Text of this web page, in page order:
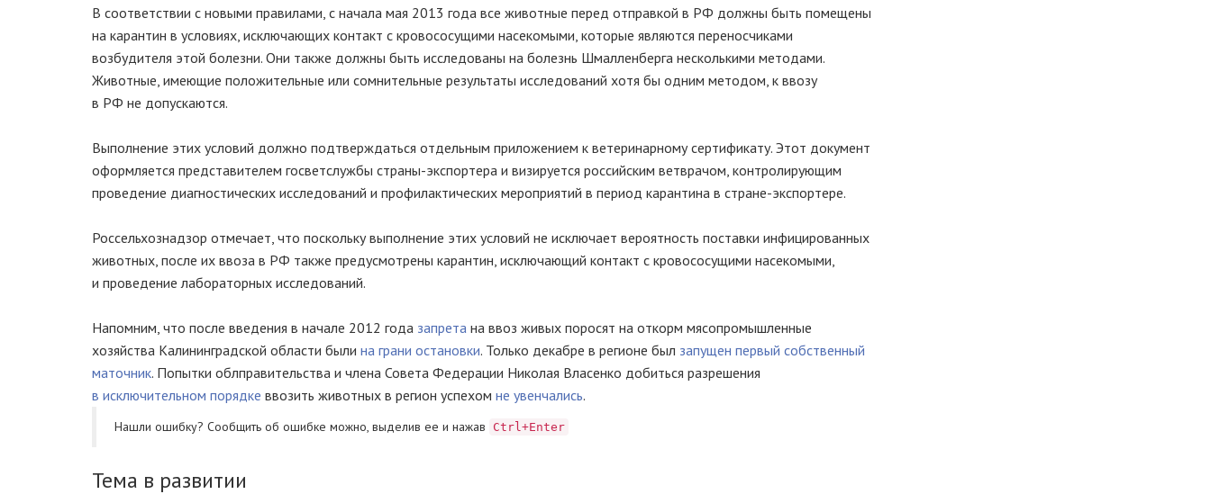
В соответствии с новыми правилами, с начала мая 2013 года все животные перед отправкой в РФ должны быть помещены
на карантин в условиях, исключающих контакт с кровососущими насекомыми, которые являются переносчиками
возбудителя этой болезни. Они также должны быть исследованы на болезнь Шмалленберга несколькими методами.
Животные, имеющие положительные или сомнительные результаты исследований хотя бы одним методом, к ввозу
в РФ не допускаются.
Выполнение этих условий должно подтверждаться отдельным приложением к ветеринарному сертификату. Этот документ
оформляется представителем госветслужбы страны-экспортера и визируется российским ветврачом, контролирующим
проведение диагностических исследований и профилактических мероприятий в период карантина в стране-экспортере.
Россельхознадзор отмечает, что поскольку выполнение этих условий не исключает вероятность поставки инфицированных
животных, после их ввоза в РФ также предусмотрены карантин, исключающий контакт с кровососущими насекомыми,
и проведение лабораторных исследований.
Напомним, что после введения в начале 2012 года запрета на ввоз живых поросят на откорм мясопромышленные
хозяйства Калининградской области были на грани остановки. Только декабре в регионе был запущен первый собственный
маточник. Попытки облправительства и члена Совета Федерации Николая Власенко добиться разрешения
в исключительном порядке ввозить животных в регион успехом не увенчались.
Нашли ошибку? Cообщить об ошибке можно, выделив ее и нажав Ctrl+Enter
Тема в развитии